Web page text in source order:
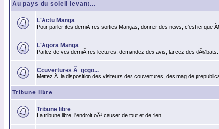
Au pays du soleil levant...
L'Actu Manga
Pour parler des derniÃ¨res sorties Mangas, donner des news, c'est ici que
L'Agora Manga
Parlez de vos derniÃ¨res lectures, demandez des avis, lancez des
Couvertures Ã gogo...
Mettez Ã la disposition des visiteurs des couvertures, des mag de
Tribune libre
Tribune libre
La tribune libre, l'endroit oÃ¹ causer de tout et de rien...